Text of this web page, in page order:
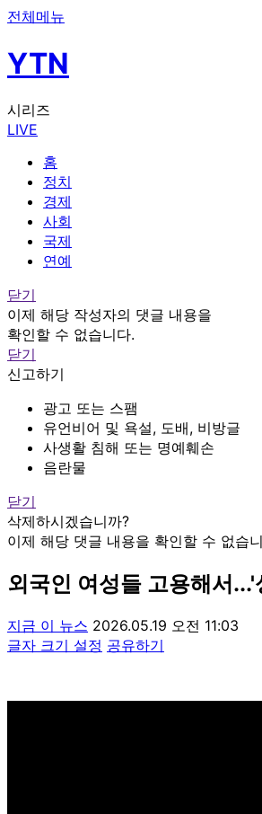
전체메뉴
YTN
시리즈
LIVE
홈
정치
경제
사회
국제
연예
닫기
이제 해당 작성자의 댓글 내용을
확인할 수 없습니다.
닫기
신고하기
광고 또는 스팸
유언비어 및 욕설, 도배, 비방글
사생활 침해 또는 명예훼손
음란물
닫기
삭제하시겠습니까?
이제 해당 댓글 내용을 확인할 수 없습
외국인 여성들 고용해서
지금 이 뉴스 2026.05.19 오전 11:03
글자 크기 설정 공유하기